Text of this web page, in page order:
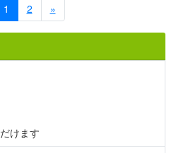
1 2 »
けます